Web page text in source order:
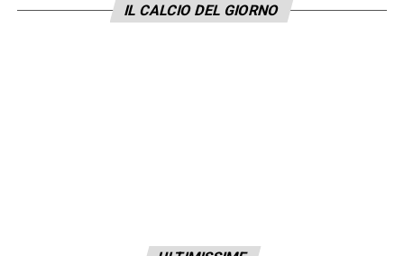
IL CALCIO DEL GIORNO